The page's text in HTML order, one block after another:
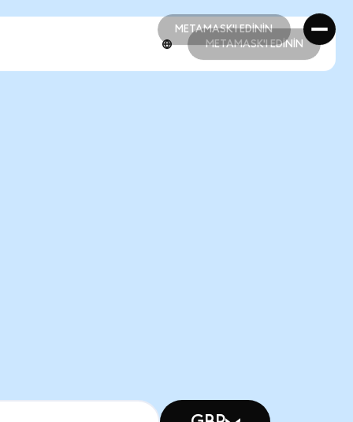
METAMASK'I EDİNİN
METAMASK'I EDİNİN
METAMASK'I EDİNİN